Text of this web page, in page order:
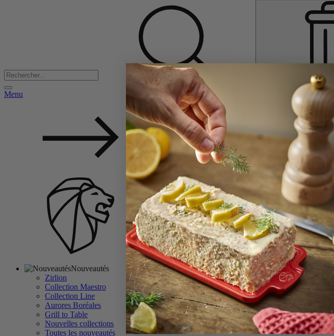
Menu
Nouveautés
Zirlion
Collection Maestro
Collection Line
Aurores Boréales
Grill to Table
Nouvelles collections
Toutes les nouveautés